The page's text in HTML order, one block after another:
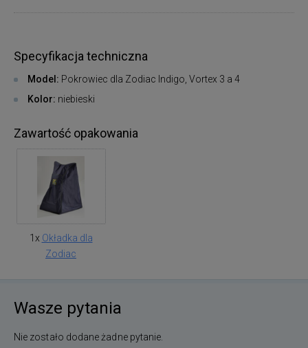
Specyfikacja techniczna
Model: Pokrowiec dla Zodiac Indigo, Vortex 3 a 4
Kolor: niebieski
Zawartość opakowania
1x Okładka dla
Zodiac
Wasze pytania
Nie zostało dodane żadne pytanie.